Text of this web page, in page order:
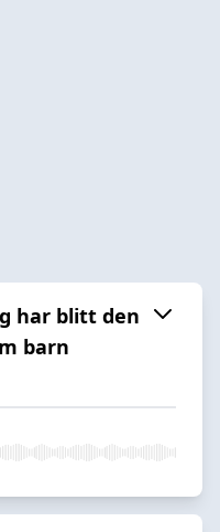
har blitt den
barn